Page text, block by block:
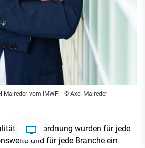
Maireder vom IMWF. - © Axel Maireder
und Zuordnung wurden für jede
und für jede Branche ein